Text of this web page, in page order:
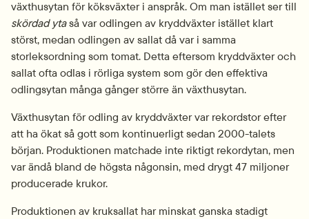
skördad yta så var odlingen av kryddväxter istället klart
störst, medan odlingen av sallat då var i samma
storleksordning som tomat. Detta eftersom kryddväxter och
sallat ofta odlas i rörliga system som gör den effektiva
odlingsytan många gånger större än växthusytan.
Växthusytan för odling av kryddväxter var rekordstor efter
att ha ökat så gott som kontinuerligt sedan 2000-talets
början. Produktionen matchade inte riktigt rekordytan, men
var ändå bland de högsta någonsin, med drygt 47 miljoner
producerade krukor.
Produktionen av kruksallat har minskat ganska stadigt